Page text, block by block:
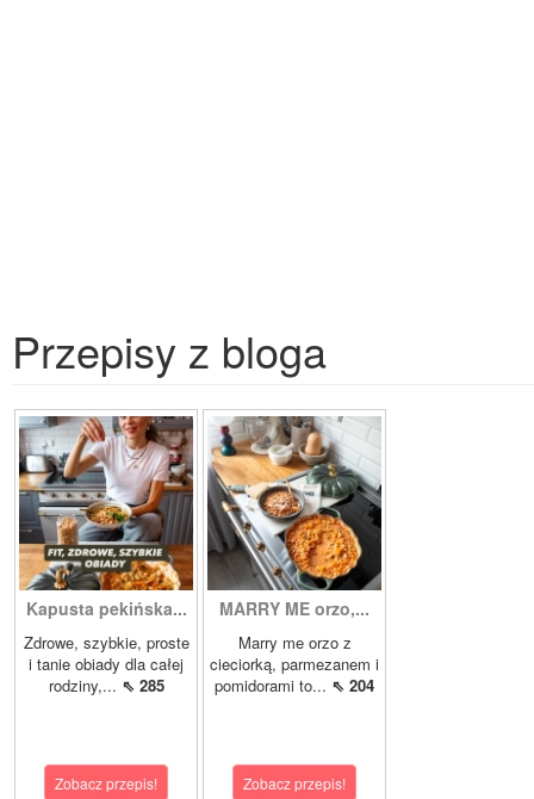
Przepisy z bloga
Kapusta pekińska...
Zdrowe, szybkie, proste
i tanie obiady dla całej
rodziny,... ⇖ 285
Zobacz przepis!
MARRY ME orzo,...
Marry me orzo z
cieciorką, parmezanem i
pomidorami to... ⇖ 204
Zobacz przepis!